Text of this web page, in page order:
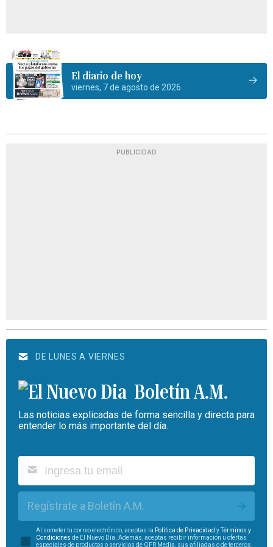
El diario de hoy
viernes, 7 de agosto de 2026
PUBLICIDAD
DE LUNES A VIERNES
Boletín A.M.
Las noticias explicadas de forma sencilla y directa para
entender lo más importante del día.
Regístrate a Boletín A.M.
Al someter tu correo electrónico, aceptas la Política de Privacidad yTérminos y
Condiciones de El Nuevo Día. Además, aceptas recibir información u ofertas
especiales de productos o servicios de GFR Media, sus afiliadas o de terceros.